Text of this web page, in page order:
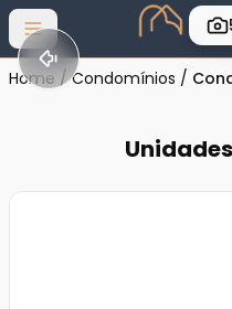
Abrir menu
Home / Condomínios /